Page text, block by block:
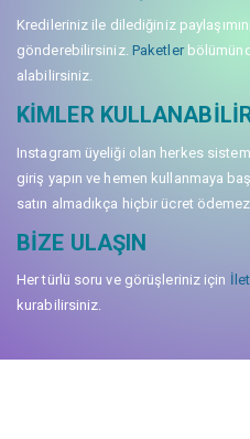
Kredileriniz ile dilediğiniz
gönderebilirsiniz. Paketler
alabilirsiniz.
KIMLER
Instagram üyeliği olan herkes
giriş yapın ve hemen kullanmaya
satın almadıkça hiçbir ücret
BIZE ULAŞIN
Her türlü soru ve görüşleriniz için
kurabilirsiniz.